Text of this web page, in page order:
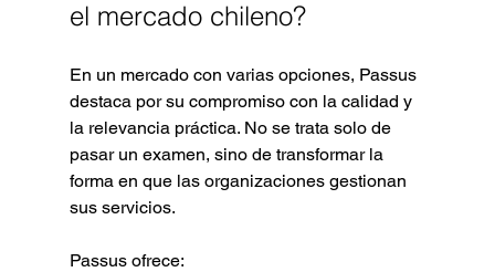
el mercado chileno?
En un mercado con varias opciones, Passus
destaca por su compromiso con la calidad y
la relevancia práctica. No se trata solo de
pasar un examen, sino de transformar la
forma en que las organizaciones gestionan
sus servicios.
Passus ofrece: